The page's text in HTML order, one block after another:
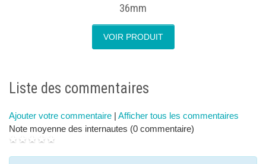
36mm
VOIR PRODUIT
Liste des commentaires
Ajouter votre commentaire | Afficher tous les commentaires
Note moyenne des internautes (0 commentaire)